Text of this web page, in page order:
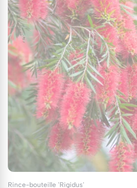
vous d'un bon drainage et évitez
stagnante pour prévenir les
régulièrement les feuilles pour
d'éventuelles infestations de
cochenilles ou les pucerons, et
pour les traiter dès les premiers
Protection hivernale
Pour préparer votre Rince-
appliquez un paillage autour de
de novembre à mars pour
gel. Dans les régions les plus
voile d'hivernage pour une
supplémentaire.
Rince-bouteille 'Rigidus'